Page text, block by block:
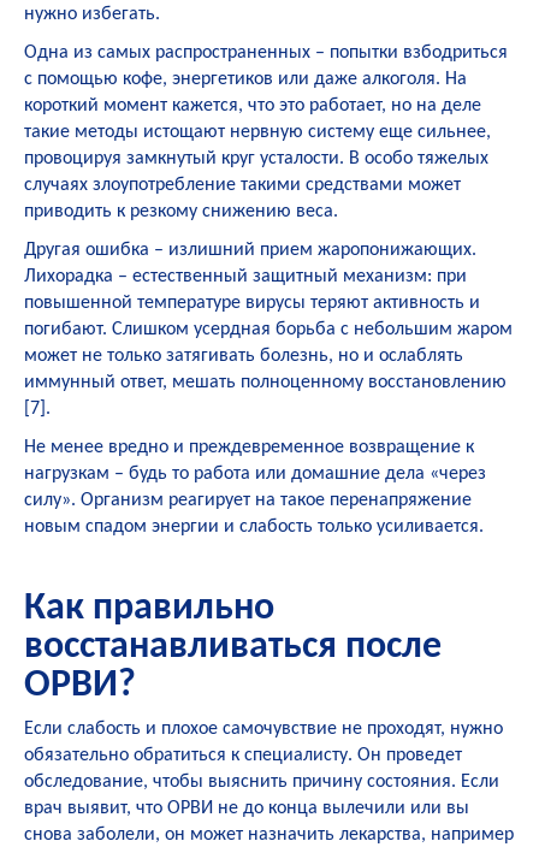
нужно избегать.
Одна из самых распространенных – попытки взбодриться
с помощью кофе, энергетиков или даже алкоголя. На
короткий момент кажется, что это работает, но на деле
такие методы истощают нервную систему еще сильнее,
провоцируя замкнутый круг усталости. В особо тяжелых
случаях злоупотребление такими средствами может
приводить к резкому снижению веса.
Другая ошибка – излишний прием жаропонижающих.
Лихорадка – естественный защитный механизм: при
повышенной температуре вирусы теряют активность и
погибают. Слишком усердная борьба с небольшим жаром
может не только затягивать болезнь, но и ослаблять
иммунный ответ, мешать полноценному восстановлению
[7].
Не менее вредно и преждевременное возвращение к
нагрузкам – будь то работа или домашние дела «через
силу». Организм реагирует на такое перенапряжение
новым спадом энергии и слабость только усиливается.
Как правильно
восстанавливаться после
ОРВИ?
Если слабость и плохое самочувствие не проходят, нужно
обязательно обратиться к специалисту. Он проведет
обследование, чтобы выяснить причину состояния. Если
врач выявит, что ОРВИ не до конца вылечили или вы
снова заболели, он может назначить лекарства, например